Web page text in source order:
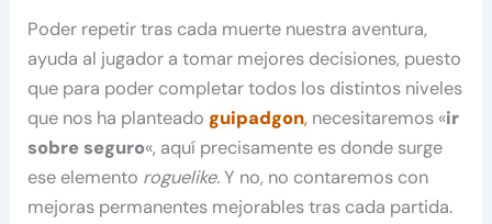
Poder repetir tras cada muerte nuestra aventura,
ayuda al jugador a tomar mejores decisiones, puesto
que para poder completar todos los distintos niveles
que nos ha planteadoguipadgon, necesitaremos «ir
sobre seguro«, aquí precisamente es donde surge
ese elemento roguelike.Y no, no contaremos con
mejoras permanentes mejorables tras cada partida.